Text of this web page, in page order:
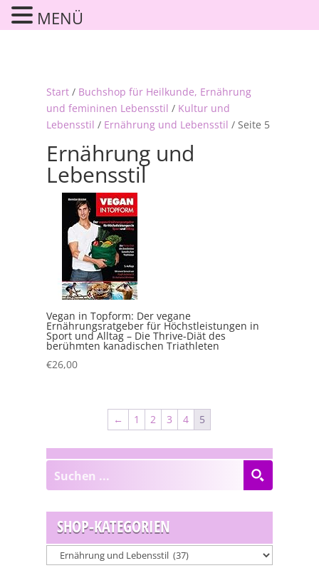
Start/ Buchshop für Heilkunde, Ernährung
und femininen Lebensstil / Kultur und
Lebensstil / Ernährung und Lebensstil / Seite 5
Ernährung und
Lebensstil
Vegan in Topform: Der vegane
Ernährungsratgeber für Höchstleistungen in
Sport und Alltag – Die Thrive-Diät des
berühmten kanadischen Triathleten
€26,00
← 1 2 3 4 5
SHOP-KATEGORIEN
MENÜ